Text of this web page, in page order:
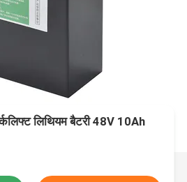
लिथियम बैटरी 48V 10Ah